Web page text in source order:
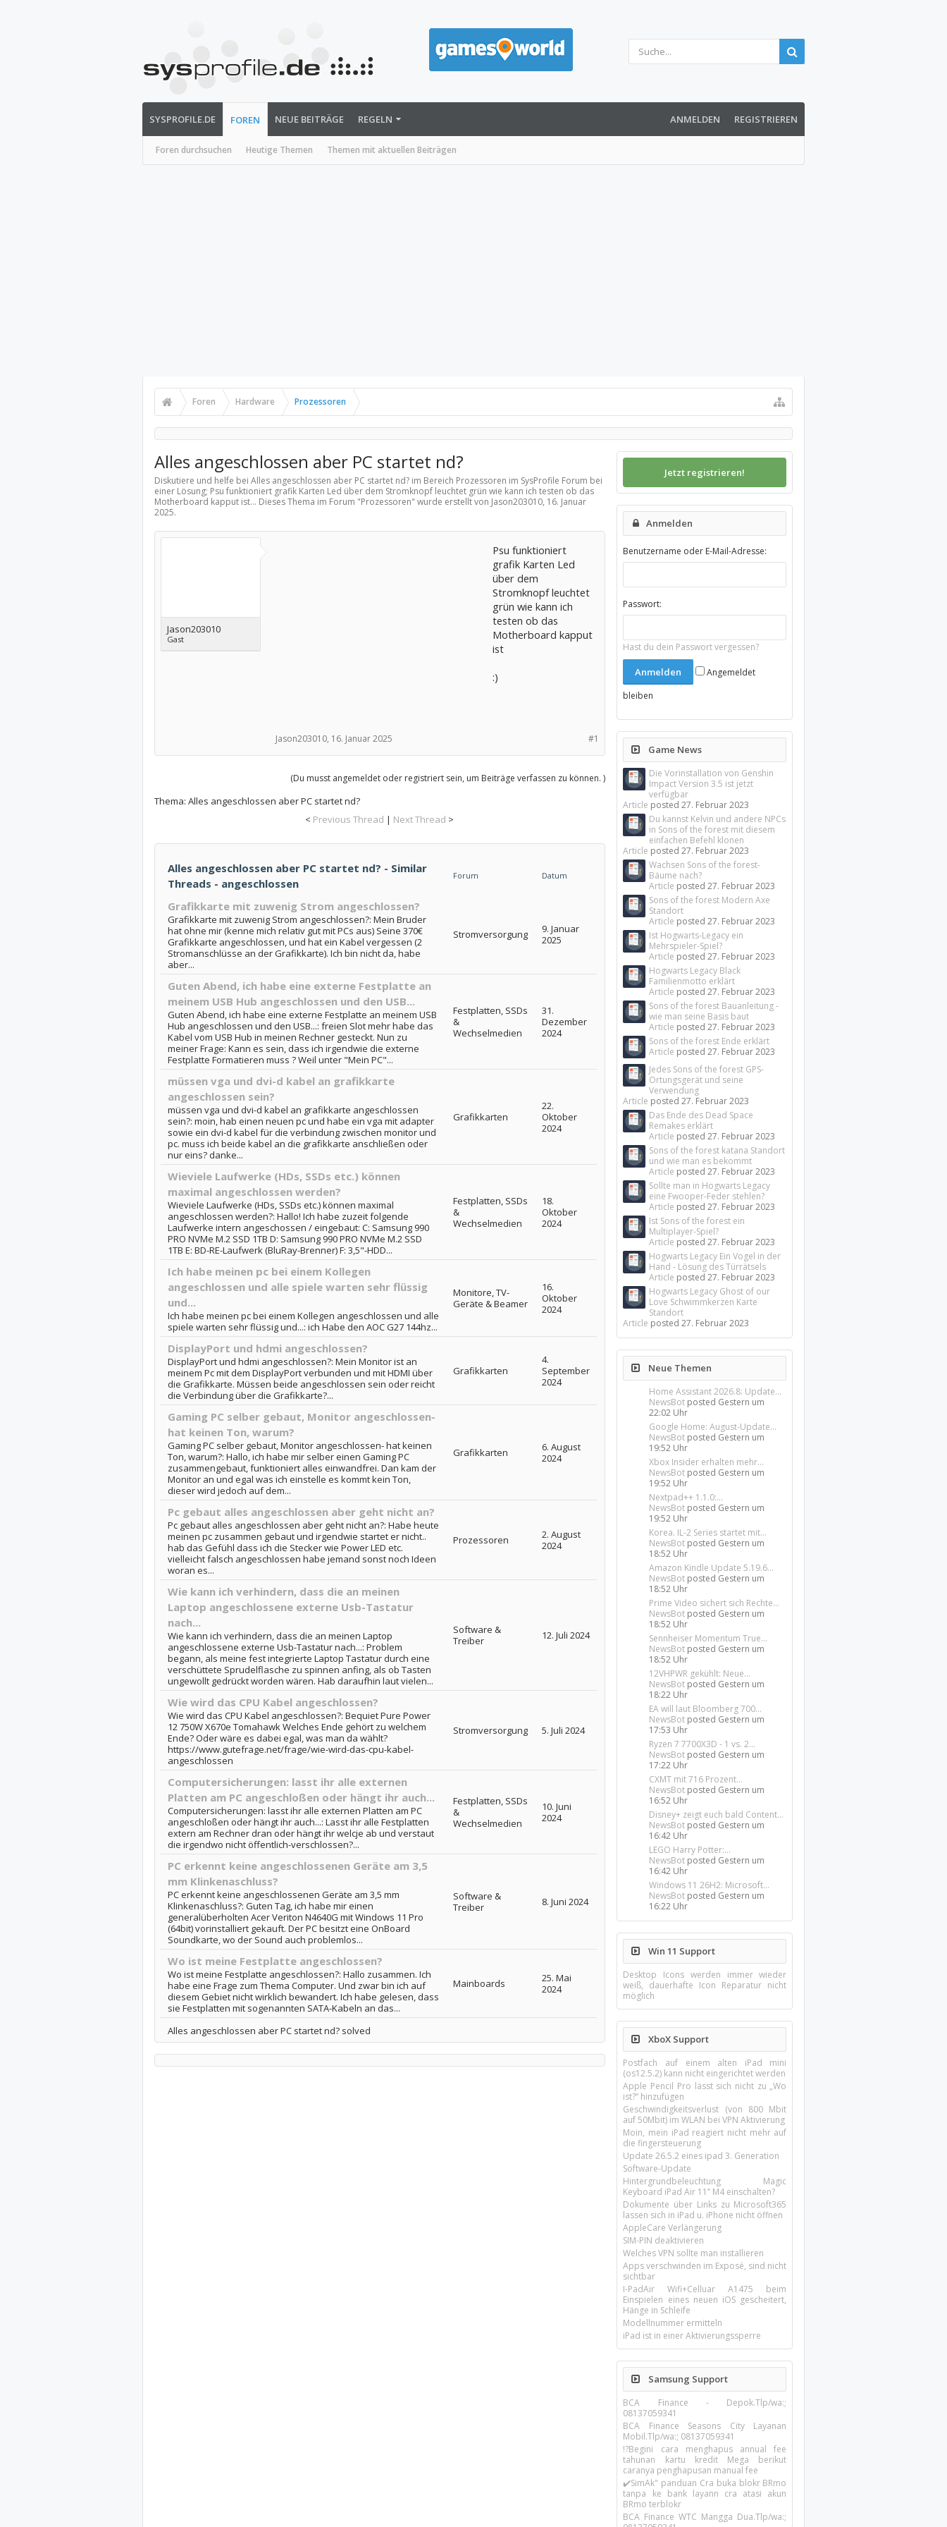
SYSPROFILE.DE FOREN
Foren durchsuchen Heutige Themen Themen mit aktuellen Beiträgen
NEUE BEITRÄGE REGELN ANMELDEN REGISTRIEREN
Foren Hardware Prozessoren
Alles angeschlossen aber PC startet nd?
Diskutiere und helfe bei Alles angeschlossen aber PC startet nd? im Bereich Prozessoren im SysProfile Forum bei
einer Lösung; Psu funktioniert grafik Karten Led über dem Stromknopf leuchtet grün wie kann ich testen ob das
Motherboard kapput ist... Dieses Thema im Forum "Prozessoren" wurde erstellt von Jason203010, 16. Januar
2025.
Jason203010
Gast
Psu funktioniert
grafik Karten Led
über dem
Stromknopf leuchtet
grün wie kann ich
testen ob das
Motherboard kapput
ist
:)
#1
Jason203010, 16. Januar 2025
(Du musst angemeldet oder registriert sein, um Beiträge verfassen zu können. )
Thema: Alles angeschlossen aber PC startet nd?
< Previous Thread | Next Thread >
Alles angeschlossen aber PC startet nd? - Similar
Threads - angeschlossen
Forum Datum
Grafikkarte mit zuwenig Strom angeschlossen?
Grafikkarte mit zuwenig Strom angeschlossen?: Mein Bruder
hat ohne mir (kenne mich relativ gut mit PCs aus) Seine 370€
Grafikkarte angeschlossen, und hat ein Kabel vergessen (2
Stromanschlüsse an der Grafikkarte). Ich bin nicht da, habe
aber...
Stromversorgung
9. Januar
2025
Guten Abend, ich habe eine externe Festplatte an
meinem USB Hub angeschlossen und den USB...
Guten Abend, ich habe eine externe Festplatte an meinem USB
Hub angeschlossen und den USB...: freien Slot mehr habe das
Kabel vom USB Hub in meinen Rechner gesteckt. Nun zu
meiner Frage: Kann es sein, dass ich irgendwie die externe
Festplatte Formatieren muss ? Weil unter "Mein PC"...
Festplatten, SSDs
&
Wechselmedien
31.
Dezember
2024
müssen vga und dvi-d kabel an grafikkarte
angeschlossen sein?
müssen vga und dvi-d kabel an grafikkarte angeschlossen
sein?: moin, hab einen neuen pc und habe ein vga mit adapter
sowie ein dvi-d kabel für die verbindung zwischen monitor und
pc. muss ich beide kabel an die grafikkarte anschließen oder
nur eins? danke...
Grafikkarten
22.
Oktober
2024
Wieviele Laufwerke (HDs, SSDs etc.) können
maximal angeschlossen werden?
Wieviele Laufwerke (HDs, SSDs etc.) können maximal
angeschlossen werden?: Hallo! Ich habe zuzeit folgende
Laufwerke intern angeschossen / eingebaut: C: Samsung 990
PRO NVMe M.2 SSD 1TB D: Samsung 990 PRO NVMe M.2 SSD
1TB E: BD-RE-Laufwerk (BluRay-Brenner) F: 3,5"-HDD...
Festplatten, SSDs
&
Wechselmedien
18.
Oktober
2024
Ich habe meinen pc bei einem Kollegen
angeschlossen und alle spiele warten sehr flüssig
und...
Ich habe meinen pc bei einem Kollegen angeschlossen und alle
spiele warten sehr flüssig und...: ich Habe den AOC G27 144hz...
Monitore, TV-
Geräte & Beamer
16.
Oktober
2024
DisplayPort und hdmi angeschlossen?
DisplayPort und hdmi angeschlossen?: Mein Monitor ist an
meinem Pc mit dem DisplayPort verbunden und mit HDMI über
die Grafikkarte. Müssen beide angeschlossen sein oder reicht
die Verbindung über die Grafikkarte?...
Grafikkarten
4.
September
2024
Gaming PC selber gebaut, Monitor angeschlossen-
hat keinen Ton, warum?
Gaming PC selber gebaut, Monitor angeschlossen- hat keinen
Ton, warum?: Hallo, ich habe mir selber einen Gaming PC
zusammengebaut, funktioniert alles einwandfrei. Dan kam der
Monitor an und egal was ich einstelle es kommt kein Ton,
dieser wird jedoch auf dem...
Grafikkarten
6. August
2024
Pc gebaut alles angeschlossen aber geht nicht an?
Pc gebaut alles angeschlossen aber geht nicht an?: Habe heute
meinen pc zusammen gebaut und irgendwie startet er nicht..
hab das Gefühl dass ich die Stecker wie Power LED etc.
vielleicht falsch angeschlossen habe jemand sonst noch Ideen
woran es...
Prozessoren
2. August
2024
Wie kann ich verhindern, dass die an meinen
Laptop angeschlossene externe Usb-Tastatur
nach...
Wie kann ich verhindern, dass die an meinen Laptop
angeschlossene externe Usb-Tastatur nach...: Problem
begann, als meine fest integrierte Laptop Tastatur durch eine
verschüttete Sprudelflasche zu spinnen anfing, als ob Tasten
ungewollt gedrückt worden wären. Hab daraufhin laut vielen...
Software &
Treiber
12. Juli 2024
Wie wird das CPU Kabel angeschlossen?
Wie wird das CPU Kabel angeschlossen?: Bequiet Pure Power
12 750W X670e Tomahawk Welches Ende gehört zu welchem
Ende? Oder wäre es dabei egal, was man da wählt?
https://www.gutefrage.net/frage/wie-wird-das-cpu-kabel-
angeschlossen
Stromversorgung 5. Juli 2024
Computersicherungen: lasst ihr alle externen
Platten am PC angeschloßen oder hängt ihr auch...
Computersicherungen: lasst ihr alle externen Platten am PC
angeschloßen oder hängt ihr auch...: Lasst ihr alle Festplatten
extern am Rechner dran oder hängt ihr welcje ab und verstaut
die irgendwo nicht öffentlich-verschlossen?...
Festplatten, SSDs
&
Wechselmedien
10. Juni
2024
PC erkennt keine angeschlossenen Geräte am 3,5
mm Klinkenaschluss?
PC erkennt keine angeschlossenen Geräte am 3,5 mm
Klinkenaschluss?: Guten Tag, ich habe mir einen
generalüberholten Acer Veriton N4640G mit Windows 11 Pro
(64bit) vorinstalliert gekauft. Der PC besitzt eine OnBoard
Soundkarte, wo der Sound auch problemlos...
Software &
Treiber
8. Juni 2024
Wo ist meine Festplatte angeschlossen?
Wo ist meine Festplatte angeschlossen?: Hallo zusammen. Ich
habe eine Frage zum Thema Computer. Und zwar bin ich auf
diesem Gebiet nicht wirklich bewandert. Ich habe gelesen, dass
sie Festplatten mit sogenannten SATA-Kabeln an das...
Mainboards
25. Mai
2024
Alles angeschlossen aber PC startet nd? solved
Jetzt registrieren!
Anmelden
Benutzername oder E-Mail-Adresse:
Passwort:
Hast du dein Passwort vergessen?
Angemeldet
bleiben
Game News
Die Vorinstallation von Genshin
Impact Version 3.5 ist jetzt
verfügbar
Article posted27. Februar 2023
Du kannst Kelvin und andere NPCs
in Sons of the forest mit diesem
einfachen Befehl klonen
Article posted27. Februar 2023
Wachsen Sons of the forest-
Bäume nach?
Article posted27. Februar 2023
Sons of the forest Modern Axe
Standort
Article posted27. Februar 2023
Ist Hogwarts-Legacy ein
Mehrspieler-Spiel?
Article posted27. Februar 2023
Hogwarts Legacy Black
Familienmotto erklärt
Article posted27. Februar 2023
Sons of the forest Bauanleitung -
wie man seine Basis baut
Article posted27. Februar 2023
Sons of the forest Ende erklärt
Article posted27. Februar 2023
Jedes Sons of the forest GPS-
Ortungsgerät und seine
Verwendung
Article posted27. Februar 2023
Das Ende des Dead Space
Remakes erklärt
Article posted27. Februar 2023
Sons of the forest katana Standort
und wie man es bekommt
Article posted27. Februar 2023
Sollte man in Hogwarts Legacy
eine Fwooper-Feder stehlen?
Article posted27. Februar 2023
Ist Sons of the forest ein
Multiplayer-Spiel?
Article posted27. Februar 2023
Hogwarts Legacy Ein Vogel in der
Hand - Lösung des Türrätsels
Article posted27. Februar 2023
Hogwarts Legacy Ghost of our
Love Schwimmkerzen Karte
Standort
Article posted27. Februar 2023
Neue Themen
Home Assistant 2026.8: Update...
NewsBot posted Gestern um
22:02 Uhr
Google Home: August-Update...
NewsBot posted Gestern um
19:52 Uhr
Xbox Insider erhalten mehr...
NewsBot posted Gestern um
19:52 Uhr
Nextpad++ 1.1.0:...
NewsBot posted Gestern um
19:52 Uhr
Korea. IL-2 Series startet mit...
NewsBot posted Gestern um
18:52 Uhr
Amazon Kindle Update 5.19.6...
NewsBot posted Gestern um
18:52 Uhr
Prime Video sichert sich Rechte...
NewsBot posted Gestern um
18:52 Uhr
Sennheiser Momentum True...
NewsBot posted Gestern um
18:52 Uhr
12VHPWR gekühlt: Neue...
NewsBot posted Gestern um
18:22 Uhr
EA will laut Bloomberg 700...
NewsBot posted Gestern um
17:53 Uhr
Ryzen 7 7700X3D - 1 vs. 2...
NewsBot posted Gestern um
17:22 Uhr
CXMT mit 716 Prozent...
NewsBot posted Gestern um
16:52 Uhr
Disney+ zeigt euch bald Content...
NewsBot posted Gestern um
16:42 Uhr
LEGO Harry Potter:...
NewsBot posted Gestern um
16:42 Uhr
Windows 11 26H2: Microsoft...
NewsBot posted Gestern um
16:22 Uhr
Win 11 Support
Desktop Icons werden immer wieder
weiß, dauerhafte Icon Reparatur nicht
möglich
XboX Support
Postfach auf einem alten iPad mini
(os12.5.2) kann nicht eingerichtet werden
Apple Pencil Pro lässt sich nicht zu „Wo
ist?“ hinzufügen
Geschwindigkeitsverlust (von 800 Mbit
auf 50Mbit) im WLAN bei VPN Aktivierung
Moin, mein iPad reagiert nicht mehr auf
die fingersteuerung
Update 26.5.2 eines ipad 3. Generation
Software-Update
Hintergrundbeleuchtung Magic
Keyboard iPad Air 11’’ M4 einschalten?
Dokumente über Links zu Microsoft365
lassen sich in iPad u. iPhone nicht öffnen
AppleCare Verlängerung
SIM-PIN deaktivieren
Welches VPN sollte man installieren
Apps verschwinden im Exposé, sind nicht
sichtbar
I-PadAir Wifi+Celluar A1475 beim
Einspielen eines neuen iOS gescheitert,
Hänge in Schleife
Modellnummer ermitteln
iPad ist in einer Aktivierungssperre
Samsung Support
BCA Finance - Depok.Tlp/wa:;
08137059341
BCA Finance Seasons City Layanan
Mobil.Tlp/wa:; 08137059341
!?Begini cara menghapus annual fee
tahunan kartu kredit Mega berikut
caranya penghapusan manual fee
✔️SimAk" panduan Cra buka blokr BRmo
tanpa ke bank layann cra atasi akun
BRmo terblokr
BCA Finance WTC Mangga Dua.Tlp/wa:;